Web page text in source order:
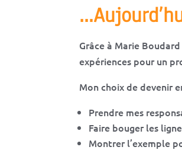
Grâce à Marie
expériences pour un
Mon choix de devenir
Prendre mes
Faire bouger les
Montrer l’exemple